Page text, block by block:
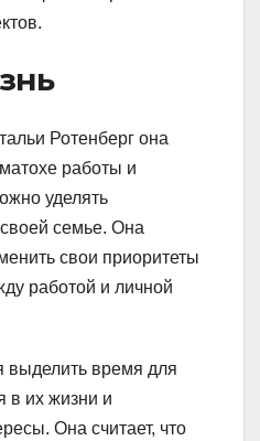
Ротенберг она
работы и
уделять
семье. Она
свои приоритеты
работой и личной
выделить время для
в их жизни и
Она считает, что